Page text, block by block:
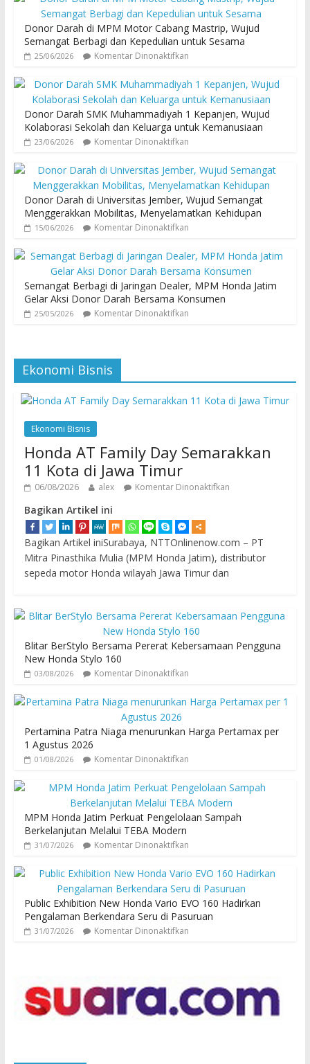
Donor Darah di MPM Motor Cabang Mastrip, Wujud
Semangat Berbagi dan Kepedulian untuk Sesama
25/06/2026 Komentar Dinonaktifkan
Donor Darah SMK Muhammadiyah 1 Kepanjen, Wujud
Kolaborasi Sekolah dan Keluarga untuk Kemanusiaan
23/06/2026 Komentar Dinonaktifkan
Donor Darah di Universitas Jember, Wujud Semangat
Menggerakkan Mobilitas, Menyelamatkan Kehidupan
15/06/2026 Komentar Dinonaktifkan
Semangat Berbagi di Jaringan Dealer, MPM Honda Jatim
Gelar Aksi Donor Darah Bersama Konsumen
25/05/2026 Komentar Dinonaktifkan
Ekonomi Bisnis
Ekonomi Bisnis
Honda AT Family Day Semarakkan
11 Kota di Jawa Timur
06/08/2026 alex Komentar Dinonaktifkan
Bagikan Artikel ini
Bagikan Artikel iniSurabaya, NTTOnlinenow.com – PT
Mitra Pinasthika Mulia (MPM Honda Jatim), distributor
sepeda motor Honda wilayah Jawa Timur dan
Blitar BerStylo Bersama Pererat Kebersamaan Pengguna
New Honda Stylo 160
03/08/2026 Komentar Dinonaktifkan
Pertamina Patra Niaga menurunkan Harga Pertamax per
1 Agustus 2026
01/08/2026 Komentar Dinonaktifkan
MPM Honda Jatim Perkuat Pengelolaan Sampah
Berkelanjutan Melalui TEBA Modern
31/07/2026 Komentar Dinonaktifkan
Public Exhibition New Honda Vario EVO 160 Hadirkan
Pengalaman Berkendara Seru di Pasuruan
31/07/2026 Komentar Dinonaktifkan